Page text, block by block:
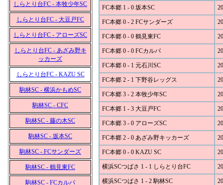
しらとり台FC - 本牧少年SC
しらとり台FC - 大豆戸FC
しらとり台FC - アローズSC
しらとり台FC - あざみ野キ
ッカーズ
しらとり台FC - KAZU SC
駒林SC - 横浜かもめSC
駒林SC - CFC
駒林SC - 藤の木SC
駒林SC - 坂本SC
駒林SC - FCサンダーズ
駒林SC - 鶴見東FC
駒林SC - FCカルパ
FC本郷 1 - 0 坂本SC
FC本郷 0 - 2 FCサンダーズ
FC本郷 0 - 0 鶴見東FC
FC本郷 0 - 0 FCカルパ
FC本郷 0 - 1 元石川SC
FC本郷 2 - 1 下野谷レッグス
FC本郷 3 - 2 本牧少年SC
FC本郷 1 - 3 大豆戸FC
FC本郷 3 - 0 アローズSC
FC本郷 2 - 0 あざみ野キッカーズ
FC本郷 0 - 0 KAZU SC
横浜SCつばさ 1 - 1 しらとり台FC
横浜SCつばさ 1 - 2 駒林SC